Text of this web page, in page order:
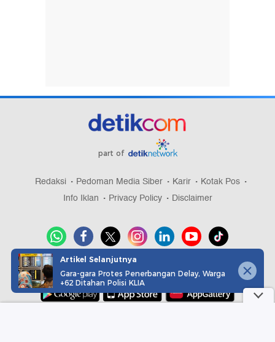
part of
Redaksi Pedoman Media Siber Karir
Kotak Pos
Info Iklan
Privacy Policy Disclaimer
Download aplikasi detikcom
Artikel Selanjutnya
Gara-gara Protes Penerbangan Delay, Warga
+62 Ditahan Polisi KLIA